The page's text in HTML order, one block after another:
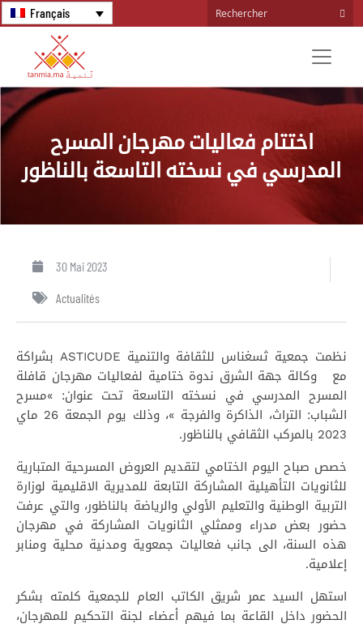
Français
اختتام فعاليات مهرجان المسرح
المدرسي في نسخته التاسعة بالناظور
30 Mai 2023
Actualités
نظمت جمعية ثسغناس للثقافة والتنمية ASTICUDE بشراكة
مع وكالة جهة الشرق ندوة ختامية لفعاليات مهرجان قافلة
المسرح المدرسي في نسخته التاسعة تحت عنوان: »مسرح
الشباب: التراث، الذاكرة والفرجة »‎‎، وذلك يوم الجمعة 26 ماي
2023 بالمركب الثقافي بالناظور.
خصص صباح اليوم الختامي لتقديم العروض المسرحية المتبارية
للثانويات التأهيلية المشاركة التابعة للمديرية الاقليمية لوزارة
التربية الوطنية والتعليم الأولي والرياضة بالناظور، والتي عرفت
حضور بعض مدراء وممثلي الثانويات المشاركة في مهرجان
هذه السنة، الى جانب فعاليات جمعوية ومدنية محلية ومنابر
إعلامية.
استهل السيد عمر شريق الكاتب العام للجمعية كلمته بشكر
الحضور داخل القاعة بما فيهم أعضاء لجنة التحكيم للمهرجان،